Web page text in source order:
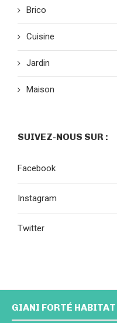
Brico
Cuisine
Jardin
Maison
SUIVEZ-NOUS SUR :
Facebook
Instagram
Twitter
GIANI FORTÉ HABITAT